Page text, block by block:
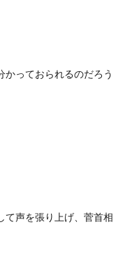
かっておられるのだろう
て声を張り上げ、菅首相